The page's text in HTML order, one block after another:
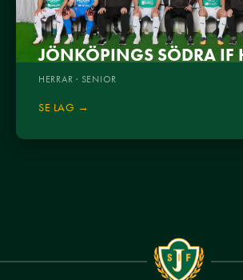
JÖNKÖPINGS SÖDRA IF
HERRAR · SENIOR
SE LAG →